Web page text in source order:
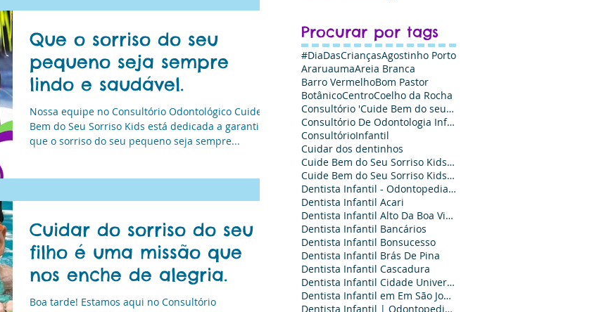
Procurar por tags
#DiaDasCriançasAgostinho Porto
AraruaumaAreia Branca
Barro VermelhoBom Pastor
BotânicoCentroCoelho da Rocha
Consultório 'Cuide Bem do seu Sorriso Kids
Consultório De Odontologia Infantil - Cuide Bem do Seu Sorriso Kids
ConsultórioInfantil
Cuidar dos dentinhos
Cuide Bem do Seu Sorriso Kids Odontologia - Agende sua Consulta
Cuide Bem do Seu Sorriso Kids Odontologia: Odontopediatria e Ortodontia infantil
Dentista Infantil - Odontopediatria é Aqui
Dentista Infantil Acari
Dentista Infantil Alto Da Boa Vista
Dentista Infantil Bancários
Dentista Infantil Bonsucesso‎
Dentista Infantil Brás De Pina‎
Dentista Infantil Cascadura
Dentista Infantil Cidade Universitária
Dentista Infantil em Em São João de Meriti
Dentista Infantil | Odontopediatra no Em São João de Meriti
Que o sorriso do seu
pequeno seja sempre
lindo e saudável.
Nossa equipe no Consultório Odontológico Cuide
Bem do Seu Sorriso Kids está dedicada a garantir
que o sorriso do seu pequeno seja sempre...
Cuidar do sorriso do seu
filho é uma missão que
nos enche de alegria.
Boa tarde! Estamos aqui no Consultório